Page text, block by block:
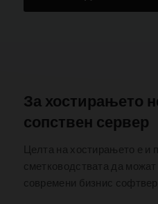
За хостирањето
сопствен сервер
Целта на хостирањето е и
сметководствата да
современи бизнис